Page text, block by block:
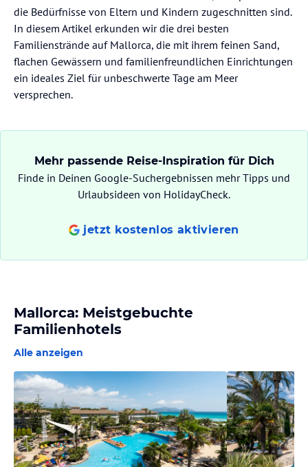
die Bedürfnisse von Eltern und Kindern zugeschnitten sind.
In diesem Artikel erkunden wir die drei besten
Familienstrände auf Mallorca, die mit ihrem feinen Sand,
flachen Gewässern und familienfreundlichen Einrichtungen
ein ideales Ziel für unbeschwerte Tage am Meer
versprechen.
Mehr passende Reise-Inspiration für Dich
Finde in Deinen Google-Suchergebnissen mehr Tipps und
Urlaubsideen von HolidayCheck.
jetzt kostenlos aktivieren
Mallorca: Meistgebuchte
Familienhotels
Alle anzeigen